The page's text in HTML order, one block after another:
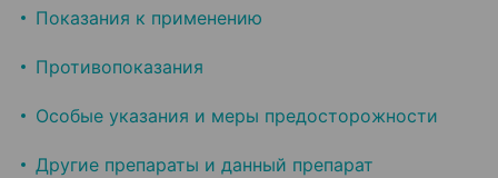
Показания к применению
Противопоказания
Особые указания и меры предосторожности
Другие препараты и данный препарат